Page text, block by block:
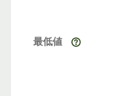
最低値